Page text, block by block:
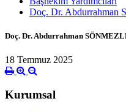
Doç. Dr. Abdurrahman
Doç. Dr. Abdurrahman
18 Temmuz 2025
Kurumsal